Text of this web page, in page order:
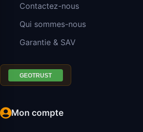
Contactez-nous
Qui sommes-nous
Garantie & SAV
Mon compte